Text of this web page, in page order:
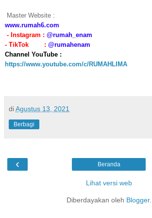
Master Website :
www.rumah6.com
- Instagram : @rumah_enam
- TikTok        : @rumahenam
Channel YouTube :
https://www.youtube.com/c/RUMAHLIMA
diAgustus 13, 2021
Berbagi
‹ Beranda
Lihat versi web
Diberdayakan oleh Blogger.